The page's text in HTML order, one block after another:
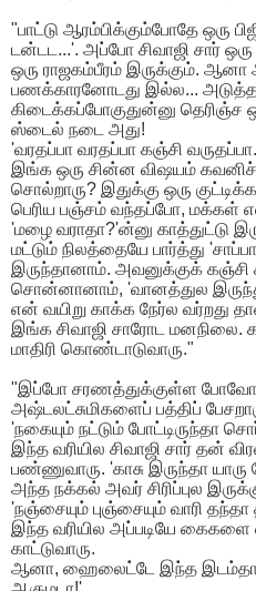
​"பாட்டு ஆரம்பிக்கும்போதே ஒரு
டன்டட...'. அப்போ சிவாஜி சார்
ஒரு ராஜகம்பீரம் இருக்கும். ஆனா
பணக்காரனோடது இல்ல...
கிடைக்கப்போகுதுன்னு தெரிஞ்ச
ஸ்டைல் நடை அது!
​'வரதப்பா வரதப்பா கஞ்சி
இங்க ஒரு சின்ன விஷயம்
சொல்றாரு? இதுக்கு ஒரு
பெரிய பஞ்சம் வந்தப்போ, மக்கள்
'மழை வராதா?'ன்னு காத்துட்டு
மட்டும் நிலத்தையே பார்த்து
இருந்தானாம். அவனுக்குக்
சொன்னானாம், 'வானத்துல
என் வயிறு காக்க நேர்ல வர்றது
இங்க சிவாஜி சாரோட மனநிலை.
மாதிரி கொண்டாடுவாரு."
​"இப்போ சரணத்துக்குள்ள
அஷ்டலட்சுமிகளைப் பத்திப்
'நகையும் நட்டும் போட்டிருந்தா
இந்த வரியில சிவாஜி சார் தன்
பண்ணுவாரு. 'காசு இருந்தா
அந்த நக்கல் அவர் சிரிப்புல
'நஞ்சையும் புஞ்சையும் வாரி தந்தா
இந்த வரியில அப்படியே கைகளை
காட்டுவாரு.
​ஆனா, ஹைலைட்டே இந்த